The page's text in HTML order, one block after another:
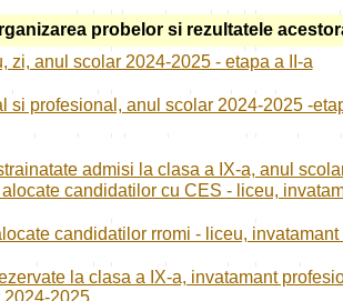
probelor si rezultatele
zi, anul scolar 2024-2025 - etapa a II-a
si profesional, anul scolar 2024-2025 -
admisi la clasa a IX-a, anul
candidatilor cu CES - liceu,
candidatilor rromi - liceu, invatamant
la clasa a IX-a, invatamant
2024-2025